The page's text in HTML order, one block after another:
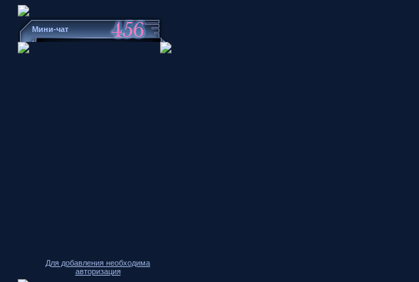
Мини-чат
Для добавления необходима
авторизация